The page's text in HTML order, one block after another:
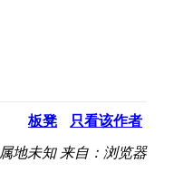
板凳 只看该作者
属地未知 来自：浏览器